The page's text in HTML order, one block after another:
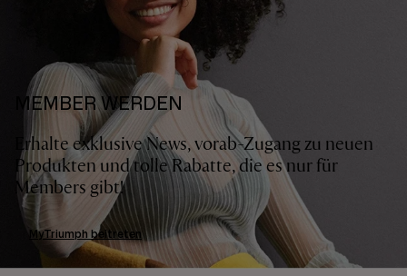
MEMBER WERDEN
Erhalte exklusive News, vorab-Zugang zu neuen
Produkten und tolle Rabatte, die es nur für
Members gibt!
MyTriumph beitreten